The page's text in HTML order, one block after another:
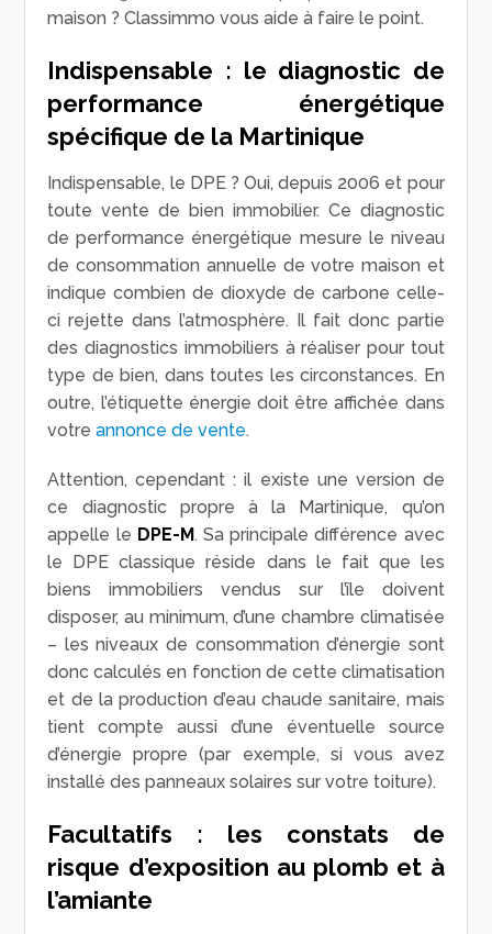
maison ? Classimmo vous aide à faire le point.
Indispensable : le diagnostic de
performance énergétique
spécifique de la Martinique
Indispensable, le DPE ? Oui, depuis 2006 et pour
toute vente de bien immobilier. Ce diagnostic
de performance énergétique mesure le niveau
de consommation annuelle de votre maison et
indique combien de dioxyde de carbone celle-
ci rejette dans l’atmosphère. Il fait donc partie
des diagnostics immobiliers à réaliser pour tout
type de bien, dans toutes les circonstances. En
outre, l’étiquette énergie doit être affichée dans
votreannonce de vente.
Attention, cependant : il existe une version de
ce diagnostic propre à la Martinique, qu’on
appelle le DPE-M. Sa principale différence avec
le DPE classique réside dans le fait que les
biens immobiliers vendus sur l’île doivent
disposer, au minimum, d’une chambre climatisée
– les niveaux de consommation d’énergie sont
donc calculés en fonction de cette climatisation
et de la production d’eau chaude sanitaire, mais
tient compte aussi d’une éventuelle source
d’énergie propre (par exemple, si vous avez
installé des panneaux solaires sur votre toiture).
Facultatifs : les constats de
risque d’exposition au plomb et à
l’amiante